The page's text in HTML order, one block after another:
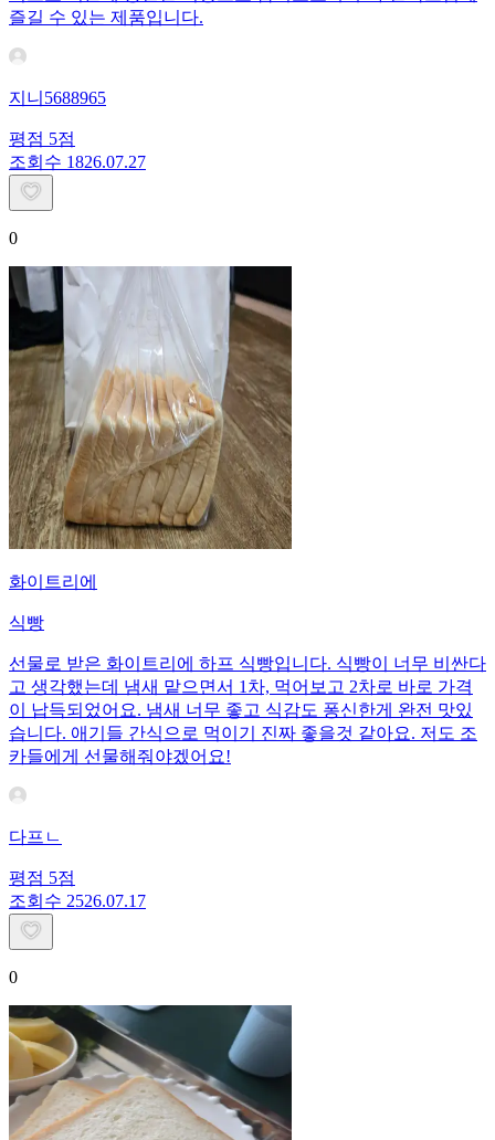
즐길 수 있는 제품입니다.
지니5688965
평점 5점
조회수 1826.07.27
0
화이트리에
식빵
선물로 받은 화이트리에 하프 식빵입니다. 식빵이 너무 비싼다
고 생각했는데 냄새 맡으면서 1차, 먹어보고 2차로 바로 가격
이 납득되었어요. 냄새 너무 좋고 식감도 퐁신한게 완전 맛있
습니다. 애기들 간식으로 먹이기 진짜 좋을것 같아요. 저도 조
카들에게 선물해줘야겠어요!
다프ㄴ
평점 5점
조회수 2526.07.17
0